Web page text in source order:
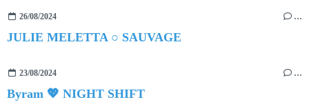
26/08/2024 …
JULIE MELETTA ○ SAUVAGE
23/08/2024 …
Byram 💖 NIGHT SHIFT